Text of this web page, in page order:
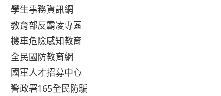
學生事務資訊網
教育部反霸凌專區
機車危險感知教育
全民國防教育網
國軍人才招募中心
警政署165全民防騙